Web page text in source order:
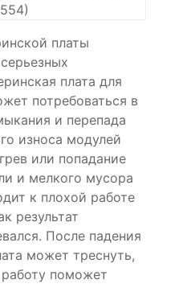
платы
плата для
потребоваться в
и перепада
износа модулей
или попадание
и мелкого мусора
к плохой работе
результат
После падения
может треснуть,
работу поможет